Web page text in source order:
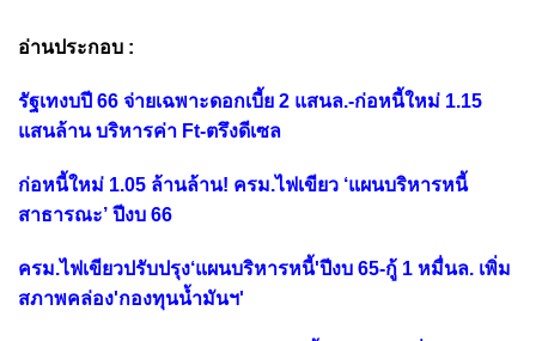
อ่านประกอบ :
รัฐเทงบปี 66 จ่ายเฉพาะดอกเบี้ย 2 แสนล.-ก่อหนี้ใหม่ 1.15
แสนล้าน บริหารค่า Ft-ตรึงดีเซล
ก่อหนี้ใหม่ 1.05 ล้านล้าน! ครม.ไฟเขียว ‘แผนบริหารหนี้
สาธารณะ’ ปีงบ 66
ครม.ไฟเขียวปรับปรุง‘แผนบริหารหนี้'ปีงบ 65-กู้ 1 หมื่นล. เพิ่ม
สภาพคล่อง'กองทุนน้ำมันฯ'